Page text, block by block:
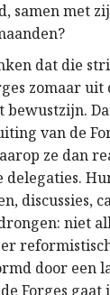
samen met
dat die
zomaar
van de
ze dan
discussies,
niet
door een
Forges